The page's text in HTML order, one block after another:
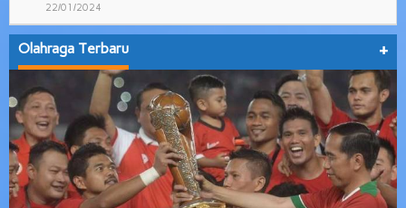
22/01/2024
Olahraga Terbaru +